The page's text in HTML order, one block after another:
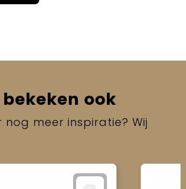
ook
nog meer inspiratie? Wij